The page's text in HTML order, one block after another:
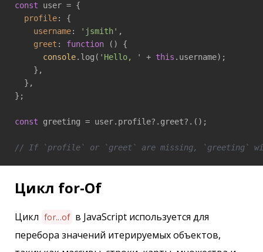
const user = {
profile: {
username: 'jsmith' ,
greet : function ( ) {
console.log( 'Hello, ' + this .username);
    },
  },
};
const greeting = user.profile?.greet?.();
// If `profile` or `greet` are missing, `greeting`
Цикл for-Of
Цикл for...of в JavaScript используется для
перебора значений итерируемых объектов,